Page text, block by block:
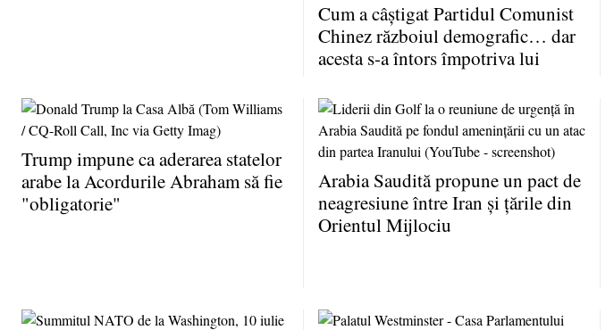
Cum a câştigat Partidul Comunist
Chinez războiul demografic… dar
acesta s-a întors împotriva lui
Trump impune ca aderarea statelor
arabe la Acordurile Abraham să fie
"obligatorie"
Arabia Saudită propune un pact de
neagresiune între Iran şi ţările din
Orientul Mijlociu